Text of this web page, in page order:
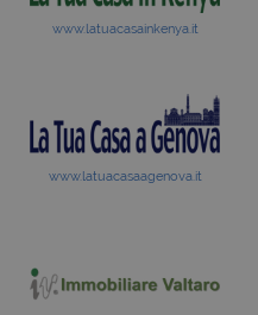
www.latuacasainkenya.it
www.latuacasaagenova.it